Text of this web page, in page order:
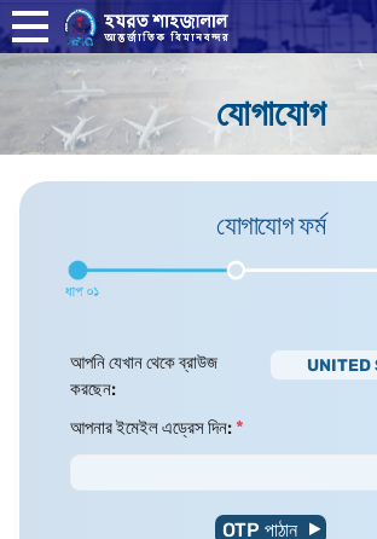
যোগাযোগ
যোগাযোগ ফর্ম
আপনি যেখান থেকে ব্রাউজ
করছেন:
UNITED
আপনার ইমেইল এড্রেস দিন:*
OTP পাঠান